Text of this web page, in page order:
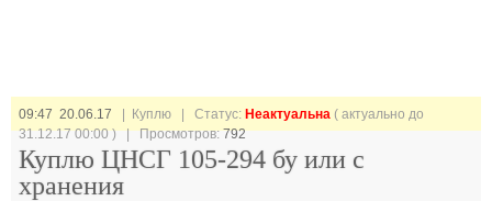
09:47 20.06.17 | Куплю | Статус: Неактуальна ( актуально до
31.12.17 00:00 ) | Просмотров:792
Куплю ЦНСГ 105-294 бу или с
хранения